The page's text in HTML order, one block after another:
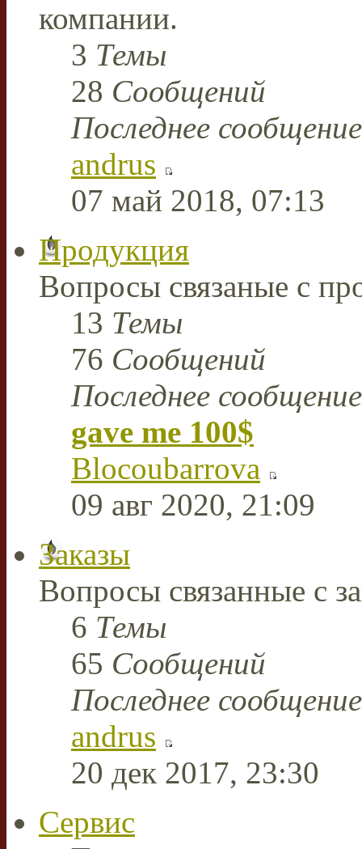
компании.
3 Темы
28 Сообщений
Последнее сообщение
andrus
07 май 2018, 07:13
Продукция
Вопросы связаные с
13 Темы
76 Сообщений
Последнее сообщение
gave me 100$
Blocoubarrova
09 авг 2020, 21:09
Заказы
Вопросы связанные с
6 Темы
65 Сообщений
Последнее сообщение
andrus
20 дек 2017, 23:30
Сервис